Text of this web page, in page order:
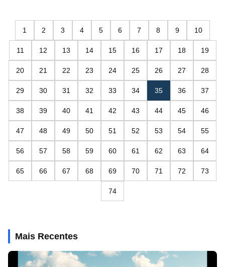
1 2 3 4 5 6 7 8 9 10
11 12 13 14 15 16 17 18 19
20 21 22 23 24 25 26 27 28
29 30 31 32 33 34 35 36 37
38 39 40 41 42 43 44 45 46
47 48 49 50 51 52 53 54 55
56 57 58 59 60 61 62 63 64
65 66 67 68 69 70 71 72 73
74
Mais Recentes